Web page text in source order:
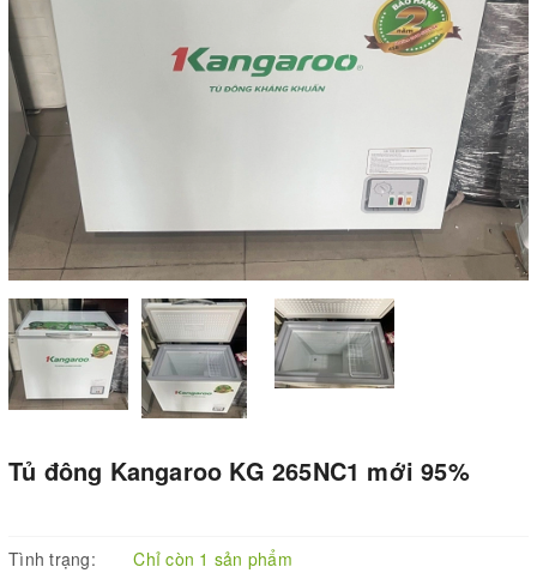
Tủ đông Kangaroo KG 265NC1 mới 95%
Tình trạng:
Chỉ còn 1 sản phẩm